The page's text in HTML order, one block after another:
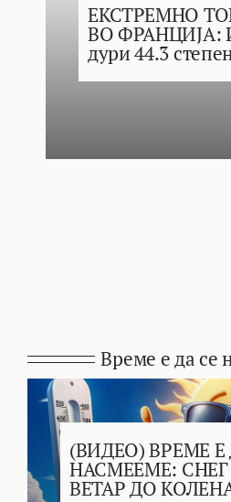
ЕКСТРЕМНО
ВО ФРАНЦИЈА:
дури 44.3
Време е да се
(ВИДЕО) ВРЕМЕ Е
НАСМЕЕМЕ:
ВЕТАР ДО